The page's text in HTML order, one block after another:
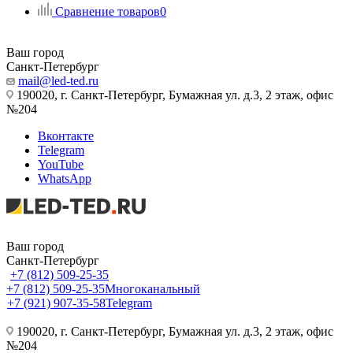
Сравнение товаров0
Ваш город
Санкт-Петербург
mail@led-ted.ru
190020, г. Санкт-Петербург, Бумажная ул. д.3, 2 этаж, офис
№204
Вконтакте
Telegram
YouTube
WhatsApp
Ваш город
Санкт-Петербург
+7 (812) 509-25-35
+7 (812) 509-25-35Многоканальный
+7 (921) 907-35-58Telegram
190020, г. Санкт-Петербург, Бумажная ул. д.3, 2 этаж, офис
№204